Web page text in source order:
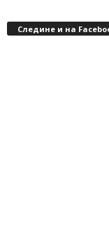
Следине и на